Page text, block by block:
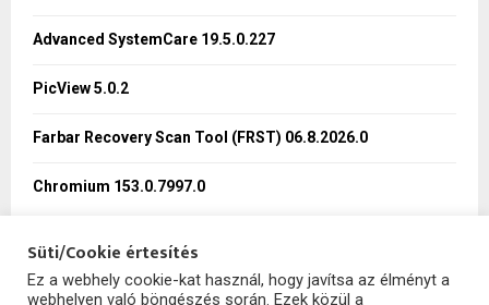
Advanced SystemCare 19.5.0.227
PicView 5.0.2
Farbar Recovery Scan Tool (FRST) 06.8.2026.0
Chromium 153.0.7997.0
Süti/Cookie értesítés
Ez a webhely cookie-kat használ, hogy javítsa az élményt a
webhelyen való böngészés során. Ezek közül a